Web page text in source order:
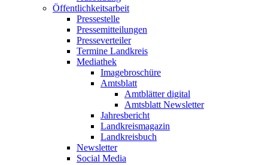
Öffentlichkeitsarbeit
Pressestelle
Pressemitteilungen
Presseverteiler
Termine Landkreis
Mediathek
Imagebroschüre
Amtsblatt
Amtblätter digital
Amtsblatt Newsletter
Jahresbericht
Landkreismagazin
Landkreisbuch
Newsletter
Social Media